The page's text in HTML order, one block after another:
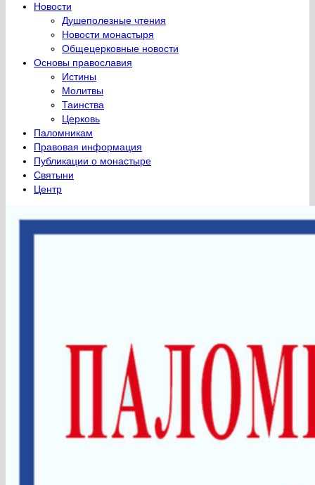
Новости
Душеполезные чтения
Новости монастыря
Общецерковные новости
Основы православия
Истины
Молитвы
Таинства
Церковь
Паломникам
Правовая информация
Публикации о монастыре
Святыни
Центр